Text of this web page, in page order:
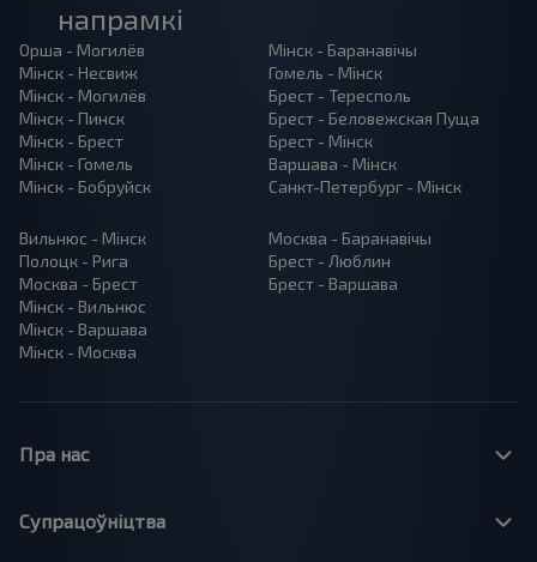
напрамкі
Орша - Могилёв
Мінск - Несвиж
Мінск - Могилёв
Мінск - Пинск
Мінск - Брест
Мінск - Гомель
Мінск - Бобруйск
Мінск - Баранавiчы
Гомель - Мінск
Брест - Тересполь
Брест - Беловежская Пуща
Брест - Мінск
Варшава - Мінск
Санкт-Петербург - Мінск
Вильнюс - Мінск
Полоцк - Рига
Москва - Брест
Мінск - Вильнюс
Мінск - Варшава
Мінск - Москва
Москва - Баранавiчы
Брест - Люблин
Брест - Варшава
Пра нас
Супрацоўніцтва